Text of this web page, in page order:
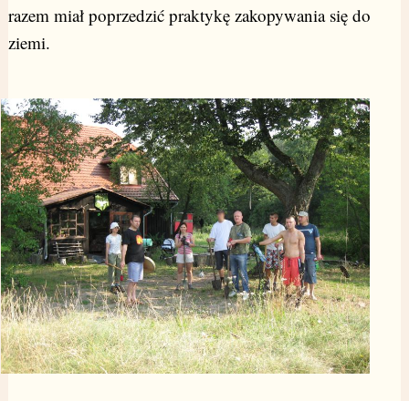
razem miał poprzedzić praktykę zakopywania się do
ziemi.